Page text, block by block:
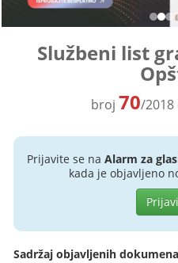
Službeni list
broj 70/2018
Prijavite se na Alarm za
kada je objavljeno
Sadržaj objavljenih